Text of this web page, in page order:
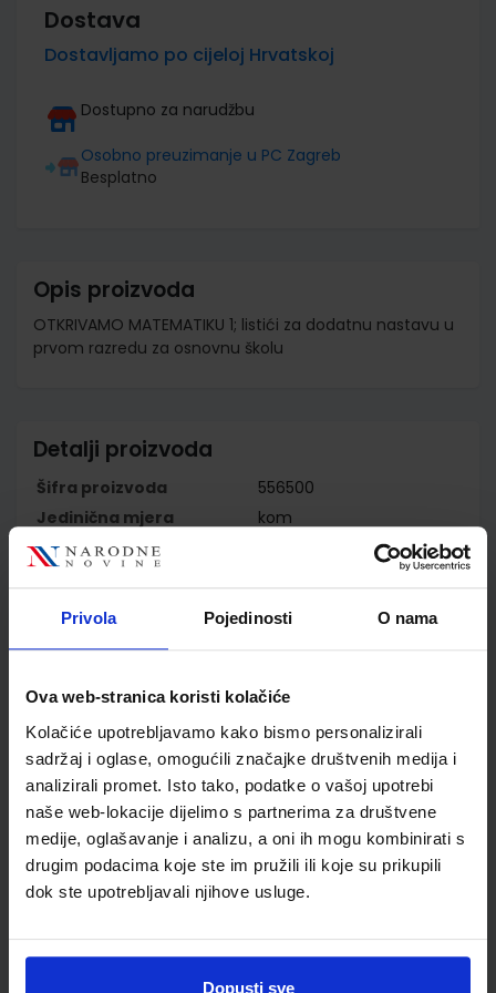
Privola Pojedinosti O nama
Ova web-stranica koristi kolačiće
Kolačiće upotrebljavamo kako bismo personalizirali
sadržaj i oglase, omogućili značajke društvenih medija i
analizirali promet. Isto tako, podatke o vašoj upotrebi
naše web-lokacije dijelimo s partnerima za društvene
medije, oglašavanje i analizu, a oni ih mogu kombinirati s
drugim podacima koje ste im pružili ili koje su prikupili
dok ste upotrebljavali njihove usluge.
Dopusti sve
Dostava
Dostavljamo po cijeloj Hrvatskoj
Dostupno za narudžbu
Osobno preuzimanje u PC Zagreb
Besplatno
Opis proizvoda
OTKRIVAMO MATEMATIKU 1; listići za dodatnu nastavu u
prvom razredu za osnovnu školu
Detalji proizvoda
Šifra proizvoda
556500
Jedinična mjera
kom
Nakladnik
Dubravka Glasnović
Tanja Soucie
Školski razred
Nastavni predmet
MATEMATIKA
Reg br min
6103-DOM